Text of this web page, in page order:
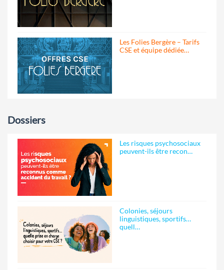
Les Folies Bergère – Tarifs
CSE et équipe dédiée…
Dossiers
Les risques psychosociaux
peuvent-ils être recon…
Colonies, séjours
linguistiques, sportifs…
quell…